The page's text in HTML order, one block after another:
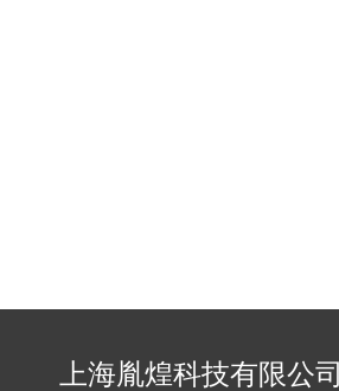
上海胤煌科技有限公司